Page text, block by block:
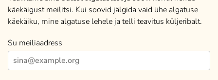
käekäigust meilitsi. Kui soovid jälgida vaid ühe algatuse
käekäiku, mine algatuse lehele ja telli teavitus küljeribalt.
Su meiliaadress